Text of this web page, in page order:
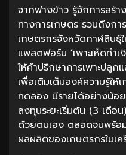
จากฟางข้าว รู้จักการสร้
ทางการเกษตร รวมถึงกา
เกษตรกรจังหวัดกาฬสินธุ์
แพลตฟอร์ม ‘เพาะเห็ดทำ
ให้คำปรึกษาการเพาะปลูก
เพื่อเติมเต็มองค์ความรู้ใ
ทดลอง มีรายได้อย่างน้อ
ลงทุนระยะเริ่มต้น (3 เดือ
ด้วยตนเอง ตลอดจนพร้อ
ผลผลิตของเกษตรกรในเค